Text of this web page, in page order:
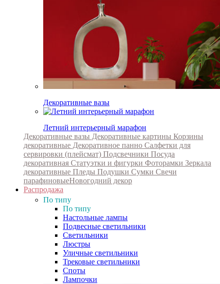
Декоративные вазы
Летний интерьерный марафон
Декоративные вазы Декоративные картины Корзины
декоративные Декоративное панно Салфетки для
сервировки (плейсмат) Подсвечники Посуда
декоративная Статуэтки и фигурки Фоторамки Зеркала
декоративные Пледы Подушки Сумки Свечи
парафиновыеНовогодний декор
Распродажа
По типу
По типу
Настольные лампы
Подвесные светильники
Светильники
Люстры
Уличные светильники
Трековые светильники
Споты
Лампочки